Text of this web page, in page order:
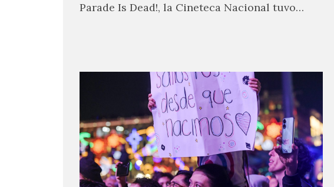
Parade Is Dead!, la Cineteca Nacional tuvo…